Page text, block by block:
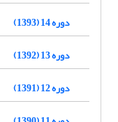
دوره 14 (1393)
دوره 13 (1392)
دوره 12 (1391)